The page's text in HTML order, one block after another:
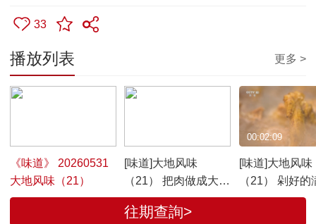
33
播放列表 更多 >
《味道》 20260531
大地风味（21）
[味道]大地风味
（21） 把肉做成大块
的“坨坨”是彝族人的
饮食习惯
[味道]大地风味
（21） 剁好的
大锅鸡块直接
00:02:09
往期查詢>